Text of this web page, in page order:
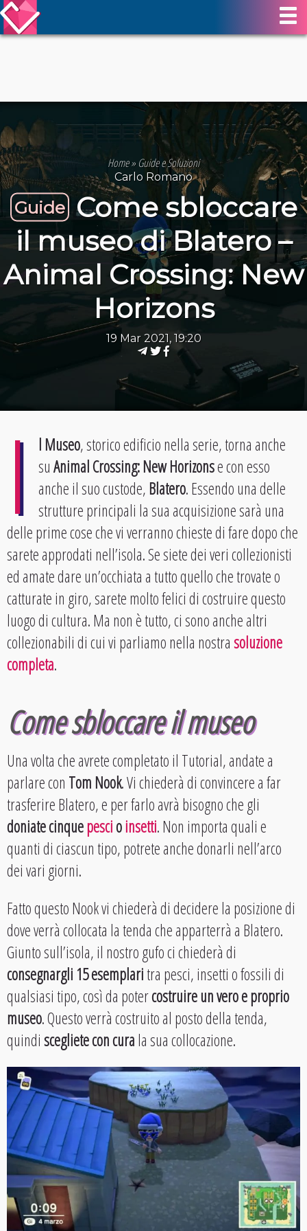
Home» Guide e Soluzioni
Carlo Romano
Guide Come sbloccare
il museo di Blatero –
Animal Crossing: New
Horizons
19 Mar 2021, 19:20
I l Museo, storico edificio nella serie, torna anche
suAnimal Crossing: New Horizonse con esso
anche il suo custode,Blatero. Essendo una delle
strutture principali la sua acquisizione sarà una
delle prime cose che vi verranno chieste di fare dopo che
sarete approdati nell’isola. Se siete dei veri collezionisti
ed amate dare un’occhiata a tutto quello che trovate o
catturate in giro, sarete molto felici di costruire questo
luogo di cultura. Ma non è tutto, ci sono anche altri
collezionabili di cui vi parliamo nella nostrasoluzione
completa.
Come sbloccare il museo
Una volta che avrete completato il Tutorial, andate a
parlare con Tom Nook. Vi chiederà di convincere a far
trasferire Blatero, e per farlo avrà bisogno che gli
doniate cinquepescioinsetti. Non importa quali e
quanti di ciascun tipo, potrete anche donarli nell’arco
dei vari giorni.
Fatto questo Nook vi chiederà di decidere la posizione di
dove verrà collocata la tenda che apparterrà a Blatero.
Giunto sull’isola, il nostro gufo ci chiederà di
consegnargli 15 esemplaritra pesci, insetti o fossili di
qualsiasi tipo, così da potercostruire un vero e proprio
museo. Questo verrà costruito al posto della tenda,
quindiscegliete con curala sua collocazione.